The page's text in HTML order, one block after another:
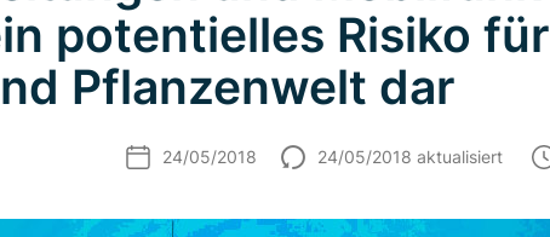
potentielles Risiko für
Pflanzenwelt dar
24/05/2018 24/05/2018 aktualisiert